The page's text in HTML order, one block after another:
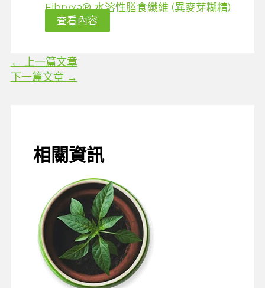
Fibryxa® 水溶性膳食纖維 (異麥芽糊精)
查看內容
←
上一篇文章
下一篇文章 →
相關資訊